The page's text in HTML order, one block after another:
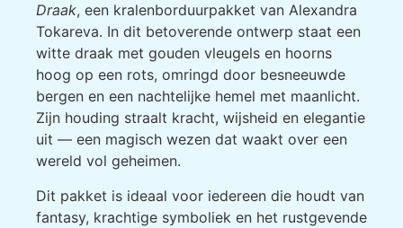
Draak, een kralenborduurpakket van Alexandra
Tokareva. In dit betoverende ontwerp staat een
witte draak met gouden vleugels en hoorns
hoog op een rots, omringd door besneeuwde
bergen en een nachtelijke hemel met maanlicht.
Zijn houding straalt kracht, wijsheid en elegantie
uit — een magisch wezen dat waakt over een
wereld vol geheimen.
Dit pakket is ideaal voor iedereen die houdt van
fantasy, krachtige symboliek en het rustgevende